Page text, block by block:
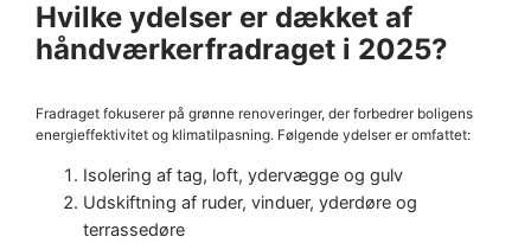
Hvilke ydelser er dækket af
håndværkerfradraget i 2025?
Fradraget fokuserer på grønne renoveringer, der forbedrer boligens
energieffektivitet og klimatilpasning. Følgende ydelser er omfattet:
Isolering af tag, loft, ydervægge og gulv
Udskiftning af ruder, vinduer, yderdøre og
terrassedøre